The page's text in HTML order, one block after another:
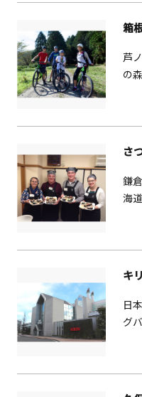
芦
の
鎌
海
楽
ト
キ
日
グ
ー
て